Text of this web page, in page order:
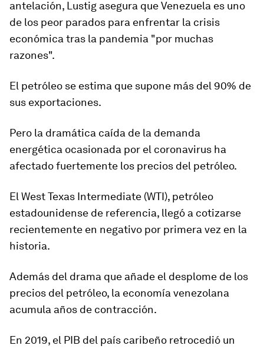
antelación, Lustig asegura queVenezuela es uno
de los peor parados para enfrentar la crisis
económica tras la pandemia "por muchas
razones".
El petróleo se estima que supone más del 90% de
sus exportaciones.
Pero la dramática caída de la demanda
energética ocasionada por el coronavirus ha
afectado fuertemente los precios del petróleo.
El West Texas Intermediate (WTI), petróleo
estadounidense de referencia, llegó a cotizarse
recientemente en negativo por primera vez en la
historia.
Además del drama que añade el desplome de los
precios del petróleo, la economía venezolana
acumula años de contracción.
En 2019, el PIB del país caribeño retrocedió un